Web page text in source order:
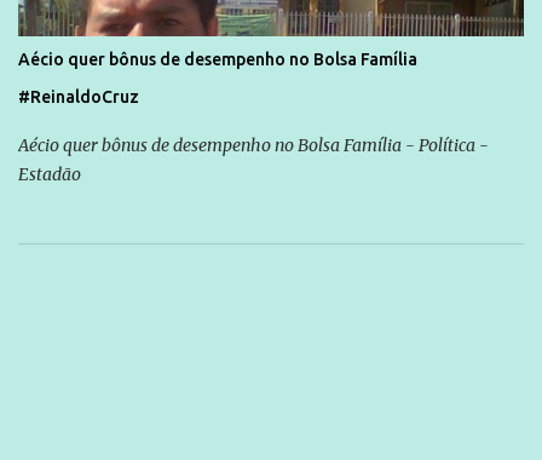
Aécio quer bônus de desempenho no Bolsa Família
#ReinaldoCruz
Aécio quer bônus de desempenho no Bolsa Família - Política -
Estadão